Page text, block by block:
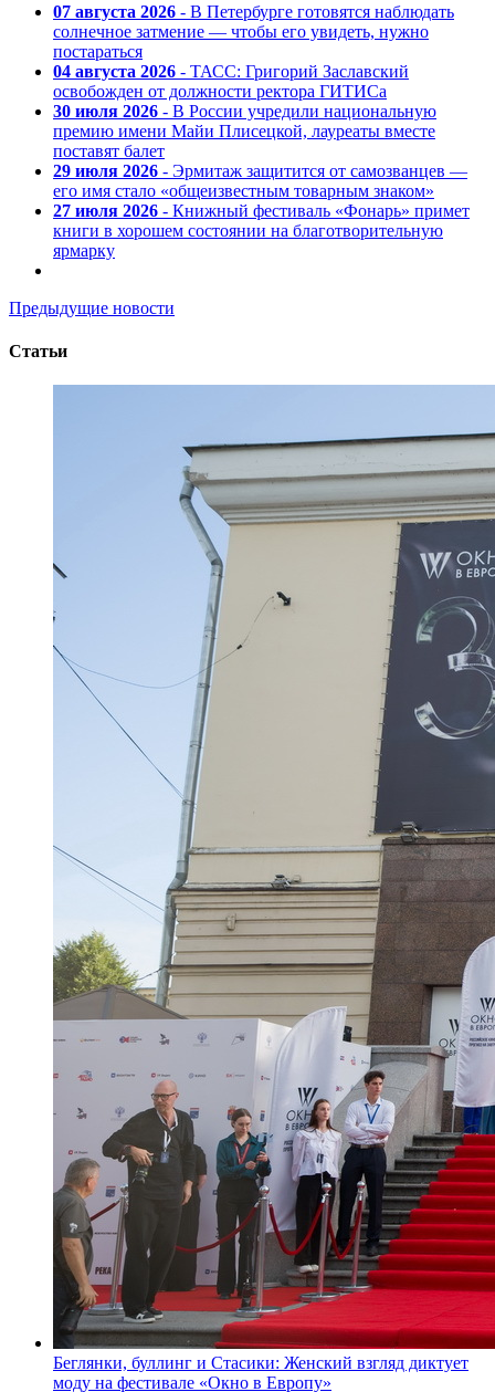
07 августа 2026 - В Петербурге готовятся наблюдать
солнечное затмение — чтобы его увидеть, нужно
постараться
04 августа 2026 - ТАСС: Григорий Заславский
освобожден от должности ректора ГИТИСа
30 июля 2026 - В России учредили национальную
премию имени Майи Плисецкой, лауреаты вместе
поставят балет
29 июля 2026 - Эрмитаж защитится от самозванцев —
его имя стало «общеизвестным товарным знаком»
27 июля 2026 - Книжный фестиваль «Фонарь» примет
книги в хорошем состоянии на благотворительную
ярмарку
Предыдущие новости
Статьи
Беглянки, буллинг и Стасики: Женский взгляд диктует
моду на фестивале «Окно в Европу»